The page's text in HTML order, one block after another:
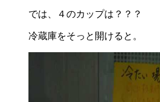
では、４のカップは？？？
冷蔵庫をそっと開けると。